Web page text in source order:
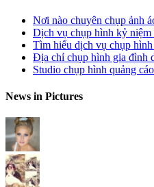
Nơi nào chuyên chụp ảnh
Dịch vụ chụp hình kỷ niệm
Tìm hiểu dịch vụ chụp hình
Địa chỉ chụp hình gia đình
Studio chụp hình quảng
News in Pictures